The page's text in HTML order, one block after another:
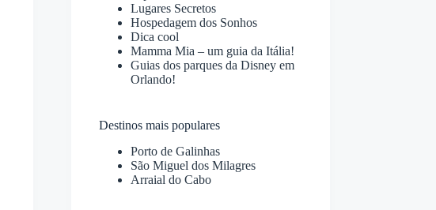
Lugares Secretos
Hospedagem dos Sonhos
Dica cool
Mamma Mia – um guia da Itália!
Guias dos parques da Disney em
Orlando!
Destinos mais populares
Porto de Galinhas
São Miguel dos Milagres
Arraial do Cabo